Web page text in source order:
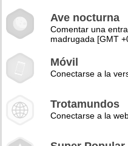
Ave nocturna
Comentar una
madrugada [GMT
Móvil
Conectarse a la
Trotamundos
Conectarse a la